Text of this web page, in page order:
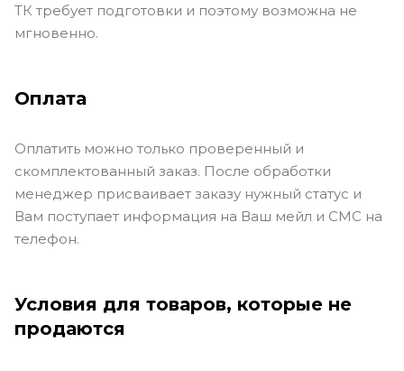
ТК требует подготовки и поэтому возможна не
мгновенно.
Оплата
Оплатить можно только проверенный и
скомплектованный заказ. После обработки
менеджер присваивает заказу нужный статус и
Вам поступает информация на Ваш мейл и СМС на
телефон.
Условия для товаров, которые не
продаются